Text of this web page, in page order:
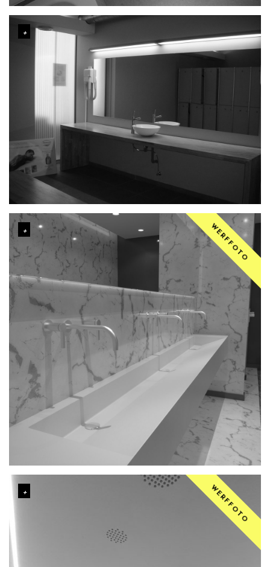
WERFFOTO
WERFFOTO